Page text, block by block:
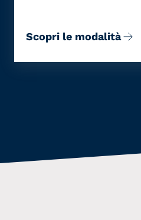
Scopri le modalità